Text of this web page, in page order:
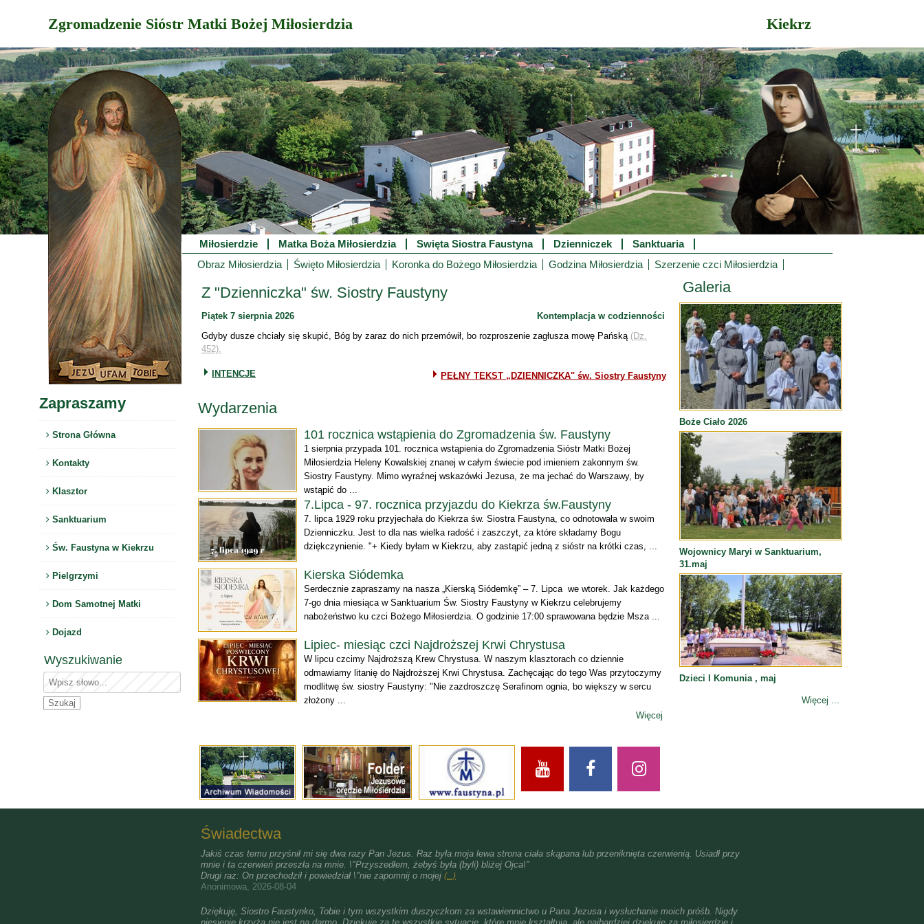
Zgromadzenie Sióstr Matki Bożej Miłosierdzia Kiekrz
Zapraszamy
Strona Główna
Kontakty
Klasztor
Sanktuarium
Św. Faustyna w Kiekrzu
Pielgrzymi
Dom Samotnej Matki
Dojazd
Wyszukiwanie
Miłosierdzie Matka Boża Miłosierdzia Swięta Siostra Faustyna Dzienniczek
Sanktuaria
Obraz Miłosierdzia
Święto Miłosierdzia Koronka do Bożego Miłosierdzia Godzina Miłosierdzia Szerzenie czci Miłosierdzia
Z "Dzienniczka" św. Siostry Faustyny
Piątek 7 sierpnia 2026
Kontemplacja w codzienności
Gdyby dusze chciały się skupić, Bóg by zaraz do nich przemówił, bo rozproszenie zagłusza mowę Pańską (Dz.
452).
INTENCJE PEŁNY TEKST „DZIENNICZKA" św. Siostry Faustyny
Wydarzenia
101 rocznica wstąpienia do Zgromadzenia św. Faustyny
1 sierpnia przypada 101. rocznica wstąpienia do Zgromadzenia Sióstr Matki Bożej
Miłosierdzia Heleny Kowalskiej znanej w całym świecie pod imieniem zakonnym św.
Siostry Faustyny. Mimo wyraźnej wskazówki Jezusa, że ma jechać do Warszawy, by
wstąpić do ...
7.Lipca - 97. rocznica przyjazdu do Kiekrza św.Faustyny
7. lipca 1929 roku przyjechała do Kiekrza św. Siostra Faustyna, co odnotowała w swoim
Dzienniczku. Jest to dla nas wielka radość i zaszczyt, za które składamy Bogu
dziękczynienie. "+ Kiedy byłam w Kiekrzu, aby zastąpić jedną z sióstr na krótki czas, ...
Kierska Siódemka
Serdecznie zapraszamy na nasza „Kierską Siódemkę” – 7. Lipca we wtorek. Jak każdego
7-go dnia miesiąca w Sanktuarium Św. Siostry Faustyny w Kiekrzu celebrujemy
nabożeństwo ku czci Bożego Miłosierdzia. O godzinie 17:00 sprawowana będzie Msza ...
Lipiec- miesiąc czci Najdroższej Krwi Chrystusa
W lipcu czcimy Najdroższą Krew Chrystusa. W naszym klasztorach co dziennie
odmawiamy litanię do Najdroższej Krwi Chrystusa. Zachęcając do tego Was przytoczymy
modlitwę św. siostry Faustyny: "Nie zazdroszczę Serafinom ognia, bo większy w sercu
złożony ...
Więcej
Galeria
Boże Ciało 2026
Wojownicy Maryi w Sanktuarium,
31.maj
Dzieci I Komunia , maj
Więcej ...
Świadectwa
Jakiś czas temu przyśnił mi się dwa razy Pan Jezus. Raz była moja lewa strona ciała skąpana lub przeniknięta czerwienią. Usiadł przy
mnie i ta czerwień przeszła na mnie. \"Przyszedłem, żebyś była (byli) bliżej Ojca\"
Drugi raz: On przechodził i powiedział \"nie zapomnij o mojej (...)
Anonimowa, 2026-08-04
Dziękuję, Siostro Faustynko, Tobie i tym wszystkim duszyczkom za wstawiennictwo u Pana Jezusa i wysłuchanie moich próśb. Nigdy